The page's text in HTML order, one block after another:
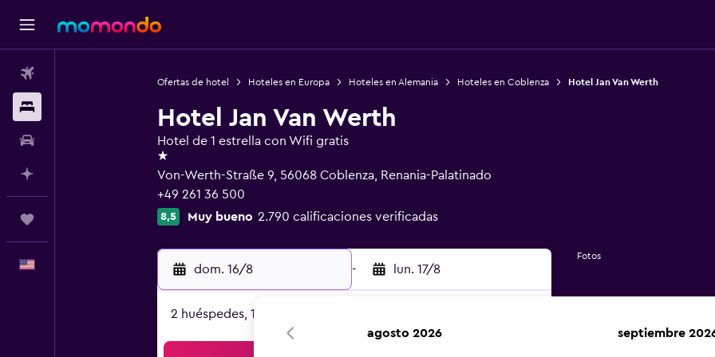
Ofertas de hotel Hoteles en Europa Hoteles en Alemania Hoteles en Coblenza Hotel Jan Van Werth
Hotel Jan Van Werth
Hotel de 1 estrella con Wifi gratis
1 estrella
Von-Werth-Straße 9, 56068 Coblenza, Renania-Palatinado
+49 261 36 500
8,5 Muy bueno 2.790 calificaciones verificadas
dom. 16/8 - lun. 17/8
2 huéspedes, 1 habitación
Fotos
agosto 2026 septiembre